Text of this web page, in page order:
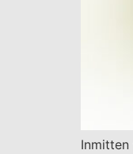
Inmitten